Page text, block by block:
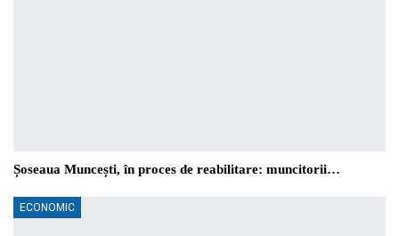
Șoseaua Muncești, în proces de reabilitare: muncitorii…
ECONOMIC